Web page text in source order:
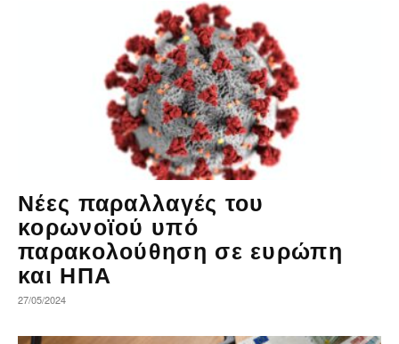
Νέες παραλλαγές του
κορωνοϊού υπό
παρακολούθηση σε ευρώπη
και ΗΠΑ
27/05/2024